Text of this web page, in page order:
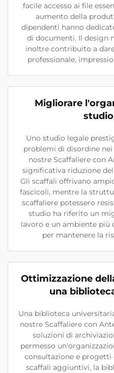
facile accesso ai file
aumento della
dipendenti hanno
di documenti. Il design
inoltre contribuito a
professionale,
Migliorare
Uno studio legale
problemi di disordine
nostre Scaffaliere con
significativa riduzione
Gli scaffali offrivano
fascicoli, mentre la
scaffaliere potessero
studio ha riferito un
lavoro e un ambiente più
per mantenere la
Ottimizzazione
una
Una biblioteca
nostre Scaffaliere con
soluzioni di
permesso
consultazione e progetti
scaffali aggiuntivi, la